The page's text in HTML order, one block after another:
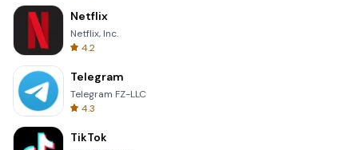
Netflix
Netflix, Inc.
4.2
Telegram
Telegram FZ-LLC
4.3
TikTok